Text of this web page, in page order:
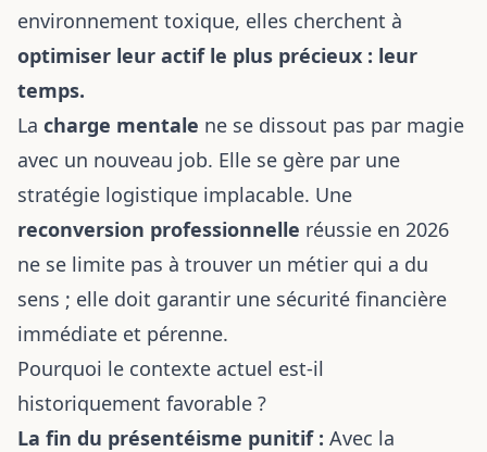
environnement toxique, elles cherchent à
optimiser leur actif le plus précieux : leur
temps.
La charge mentale ne se dissout pas par magie
avec un nouveau job. Elle se gère par une
stratégie logistique implacable. Une
reconversion professionnelle réussie en 2026
ne se limite pas à trouver un métier qui a du
sens ; elle doit garantir une sécurité financière
immédiate et pérenne.
Pourquoi le contexte actuel est-il
historiquement favorable ?
La fin du présentéisme punitif : Avec la